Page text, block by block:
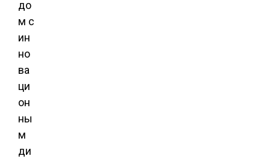
до
м с
ин
но
ва
ци
он
ны
м
ди